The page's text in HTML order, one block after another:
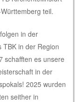
teil.
in der
TBK in der Region
schafften es unsere
in der
2025 wurden
seither in